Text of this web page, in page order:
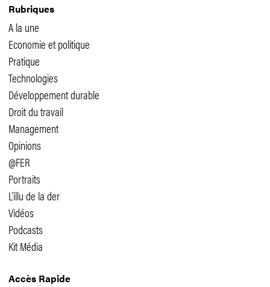
Rubriques
A la une
Economie et politique
Pratique
Technologies
Développement durable
Droit du travail
Management
Opinions
@FER
Portraits
L'illu de la der
Vidéos
Podcasts
Kit Média
Accès Rapide